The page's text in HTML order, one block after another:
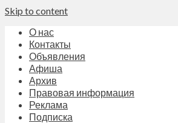
Skip to content
О нас
Контакты
Объявления
Афиша
Архив
Правовая информация
Реклама
Подписка